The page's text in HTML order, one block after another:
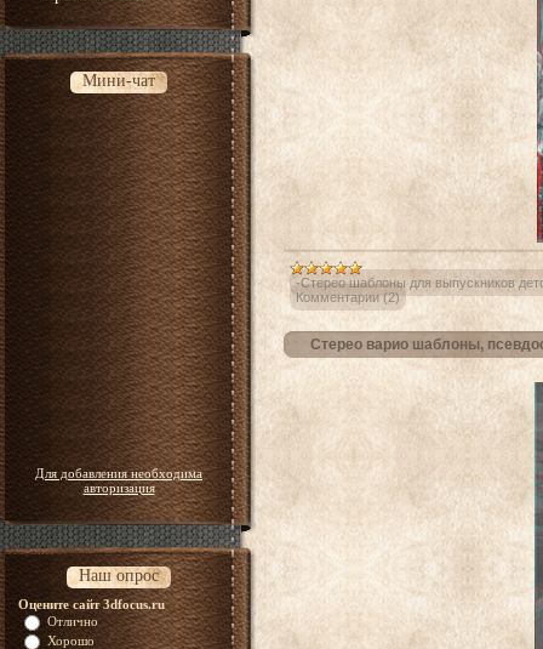
Мини-чат
Для добавления необходима
авторизация
Наш опрос
Оцените сайт 3dfocus.ru
Отлично
Хорошо
-Стерео шаблоны для выпускников
Комментарии (2)
Стерео варио шаблоны,